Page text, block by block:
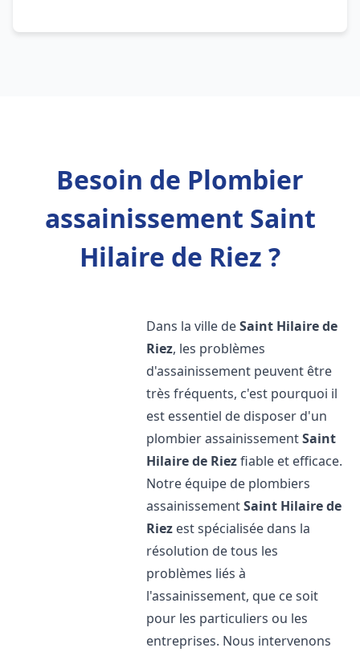
Besoin de Plombier
assainissement Saint
Hilaire de Riez ?
Dans la ville deSaint Hilaire de
Riez, les problèmes
d'assainissement peuvent être
très fréquents, c'est pourquoi il
est essentiel de disposer d'un
plombier assainissementSaint
Hilaire de Riezfiable et efficace.
Notre équipe de plombiers
assainissementSaint Hilaire de
Riez est spécialisée dans la
résolution de tous les
problèmes liés à
l'assainissement, que ce soit
pour les particuliers ou les
entreprises. Nous intervenons